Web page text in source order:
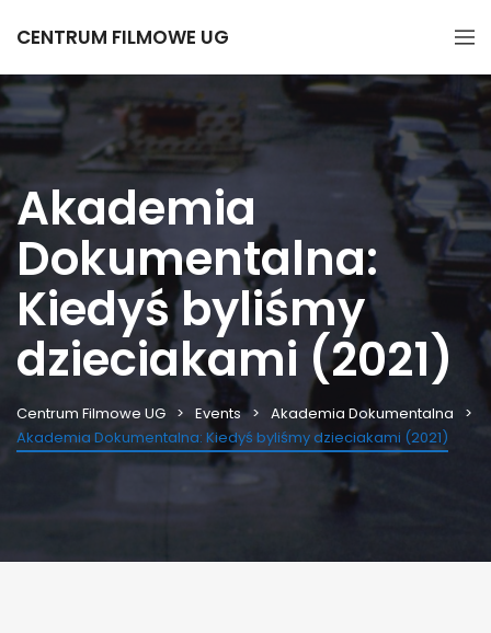
CENTRUM FILMOWE UG
Akademia
Dokumentalna:
Kiedyś byliśmy
dzieciakami (2021)
Centrum Filmowe UG Events
Akademia Dokumentalna
Akademia Dokumentalna: Kiedyś byliśmy dzieciakami (2021)